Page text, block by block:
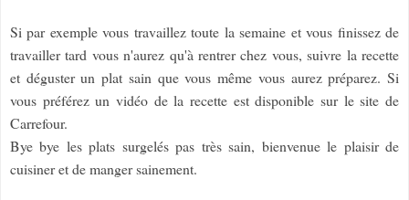
Si par exemple vous travaillez toute la semaine et vous finissez de
travailler tard vous n'aurez qu'à rentrer chez vous, suivre la recette
et déguster un plat sain que vous même vous aurez préparez. Si
vous préférez un vidéo de la recette est disponible sur le site de
Carrefour.
Bye bye les plats surgelés pas très sain, bienvenue le plaisir de
cuisiner et de manger sainement.